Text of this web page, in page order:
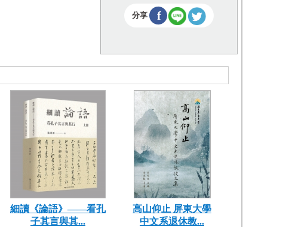
分享 f
細讀《論語》——看孔
子其言與其...
高山仰止 屏東大學
中文系退休教...